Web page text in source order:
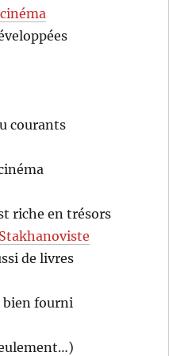
courants
riche en trésors
de livres
bien fourni